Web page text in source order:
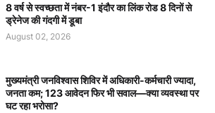
8 वर्ष से स्वच्छता में नंबर-1 इंदौर का लिंक रोड 8 दिनों से
ड्रेनेज की गंदगी में डूबा
August 02, 2026
मुख्यमंत्री जनविश्वास शिविर में अधिकारी-कर्मचारी ज्यादा,
जनता कम; 123 आवेदन फिर भी सवाल—क्या व्यवस्था पर
घट रहा भरोसा?